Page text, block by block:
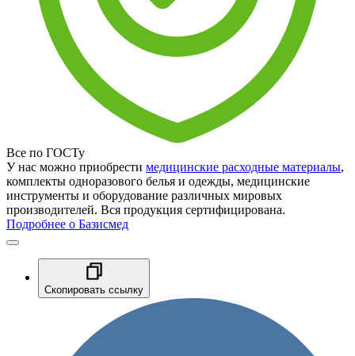
Все по ГОСТу
У нас можно приобрести медицинские расходные материалы,
комплекты одноразового белья и одежды, медицинские
инструменты и оборудование различных мировых
производителей. Вся продукция сертифицирована.
Подробнее о Базисмед
Скопировать ссылку